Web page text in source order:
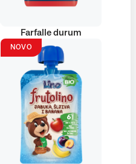
Farfalle durum
NOVO